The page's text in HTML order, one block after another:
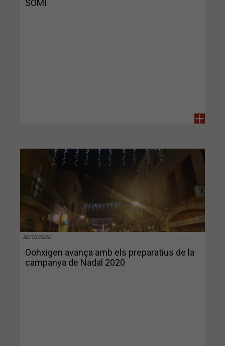
SOMI
+
30/10/2020
Oohxigen avança amb els preparatius de la
campanya de Nadal 2020